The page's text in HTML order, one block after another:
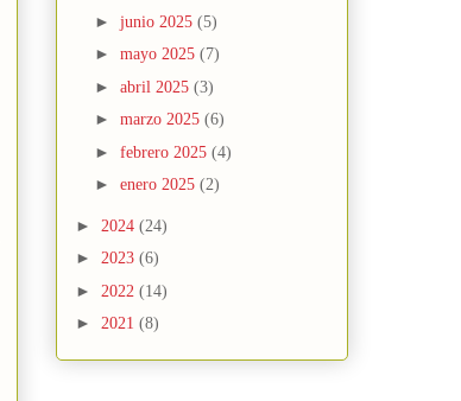
►junio 2025(5)
►mayo 2025(7)
►abril 2025(3)
►marzo 2025(6)
►febrero 2025(4)
►enero 2025(2)
► 2024 (24)
► 2023 (6)
► 2022 (14)
► 2021 (8)